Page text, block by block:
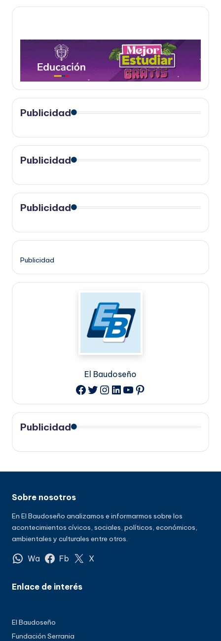
Publicidad
Publicidad
Publicidad
Publicidad
El Baudoseño
Facebook
Twitter
Instagram
LinkedIn
YouTube
Pinterest
Publicidad
Sobre nosotros
En El Baudoseño analizamos e informarmos sobre los
acontecimientos cívicos, sociales, políticos, económicos,
ambientales y culturales entre otros.
Wa Fb X
Enlace de interés
El Baudoseño
Fundación Serrania